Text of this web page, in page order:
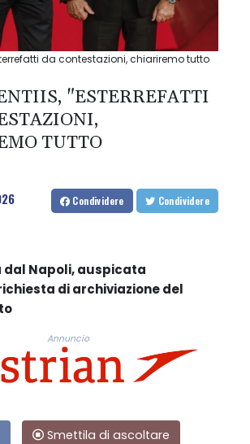
da contestazioni, chiariremo tutto
"ESTERREFATTI
TUTTO
Condividere Condividere
Napoli, auspicata
di archiviazione del
Annuncio
Smettila di ascoltare